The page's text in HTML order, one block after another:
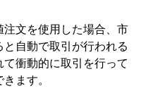
注文を使用した場合、市
自動で取引が行われる
衝動的に取引を行って
ます。